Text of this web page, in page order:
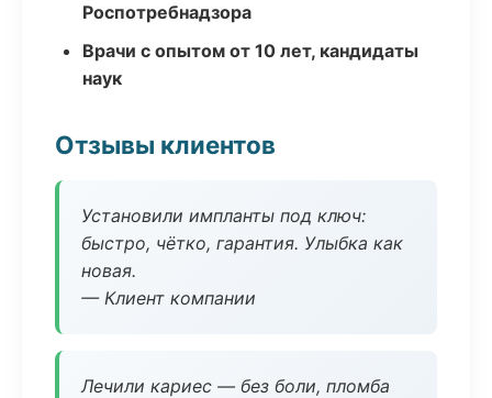
Роспотребнадзора
Врачи с опытом от 10 лет, кандидаты
наук
Отзывы клиентов
Установили импланты под ключ:
быстро, чётко, гарантия. Улыбка как
новая.
— Клиент компании
Лечили кариес — без боли, пломба